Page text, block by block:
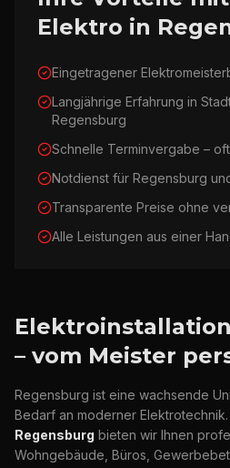
Elektro in
Eingetragener
Langjährige Erfahrung in
Regensburg
Schnelle Terminvergabe –
Notdienst für Regensburg
Transparente Preise ohne
Alle Leistungen aus einer
– vom Meister
Regensburg ist eine wachsende
Bedarf an moderner Elektrotechnik.
Regensburg bieten wir Ihnen
Wohngebäude, Büros,